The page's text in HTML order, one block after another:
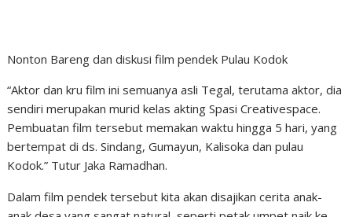
Nonton Bareng dan diskusi film pendek Pulau Kodok
“Aktor dan kru film ini semuanya asli Tegal, terutama aktor, dia
sendiri merupakan murid kelas akting Spasi Creativespace.
Pembuatan film tersebut memakan waktu hingga 5 hari, yang
bertempat di ds. Sindang, Gumayun, Kalisoka dan pulau
Kodok.” Tutur Jaka Ramadhan.
Dalam film pendek tersebut kita akan disajikan cerita anak-